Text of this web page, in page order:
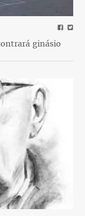
ginásio